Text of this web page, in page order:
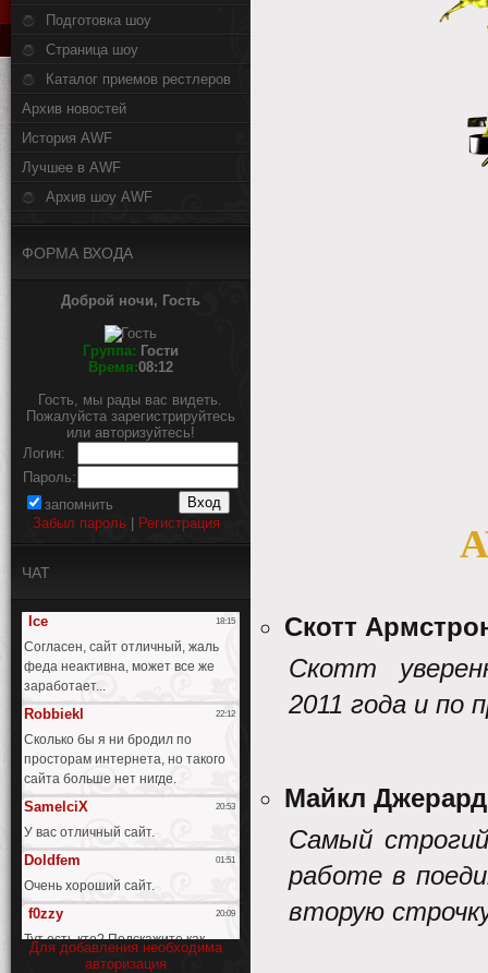
Подготовка шоу
Страница шоу
Каталог приемов рестлеров
Архив новостей
История AWF
Лучшее в AWF
Архив шоу AWF
ФОРМА ВХОДА
Доброй ночи, Гость
Группа: Гости
Время:08:12
Гость, мы рады вас видеть.
Пожалуйста зарегистрируйтесь
или авторизуйтесь!
Логин:
Пароль:
запомнить
Забыл пароль
Регистрация
ЧАТ
Для добавления необходима
авторизация
Скотт
Скотт
2011 года и по
Майкл Джерард
Самый
работе в
вторую